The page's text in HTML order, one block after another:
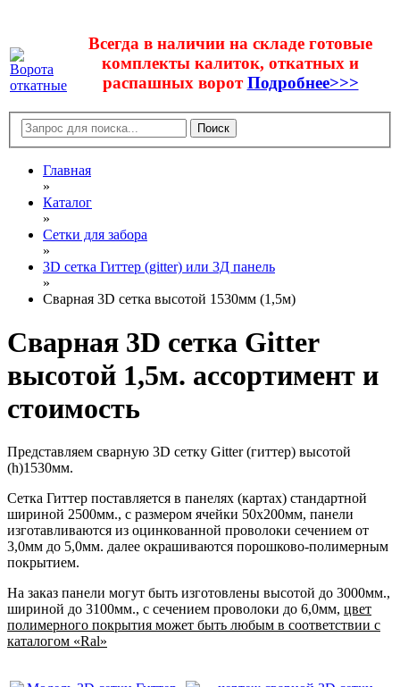
Всегда в наличии на складе готовые
комплекты калиток, откатных и
распашных воротПодробнее>>>
Главная
»
Каталог
»
Сетки для забора
»
3D сетка Гиттер (gitter) или 3Д панель
»
Сварная 3D сетка высотой 1530мм (1,5м)
Сварная 3D сетка Gitter
высотой 1,5м. ассортимент и
стоимость
Представляем сварную 3D сетку Gitter (гиттер) высотой
(h)1530мм.
Сетка Гиттер поставляется в панелях (картах) стандартной
шириной 2500мм., с размером ячейки 50х200мм, панели
изготавливаются из оцинкованной проволоки сечением от
3,0мм до 5,0мм. далее окрашиваются порошково-полимерным
покрытием.
На заказ панели могут быть изготовлены высотой до 3000мм.,
шириной до 3100мм., с сечением проволоки до 6,0мм, цвет
полимерного покрытия может быть любым в соответствии с
каталогом «Ral»